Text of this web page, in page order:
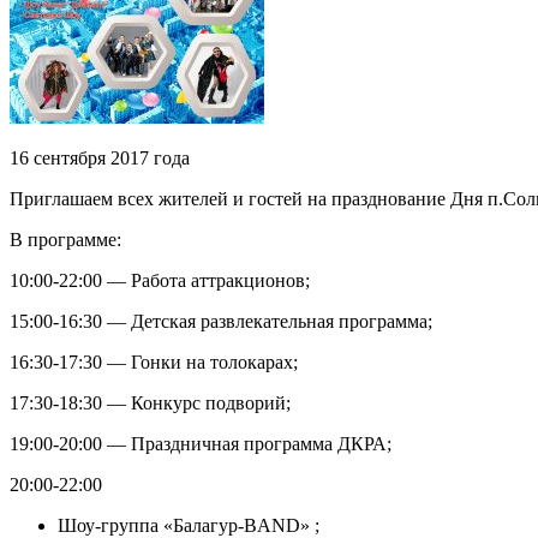
16 сентября 2017 года
Приглашаем всех жителей и гостей на празднование Дня
В программе:
10:00-22:00 — Работа аттракционов;
15:00-16:30 — Детская развлекательная программа;
16:30-17:30 — Гонки на толокарах;
17:30-18:30 — Конкурс подворий;
19:00-20:00 — Праздничная программа ДКРА;
20:00-22:00
Шоу-группа «Балагур-BAND» ;